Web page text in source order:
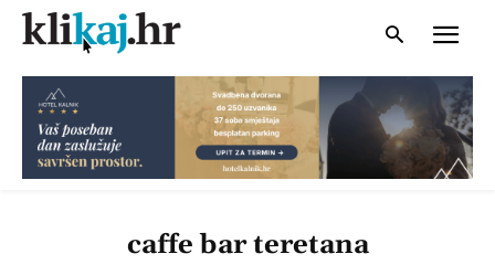
caffe bar teretana